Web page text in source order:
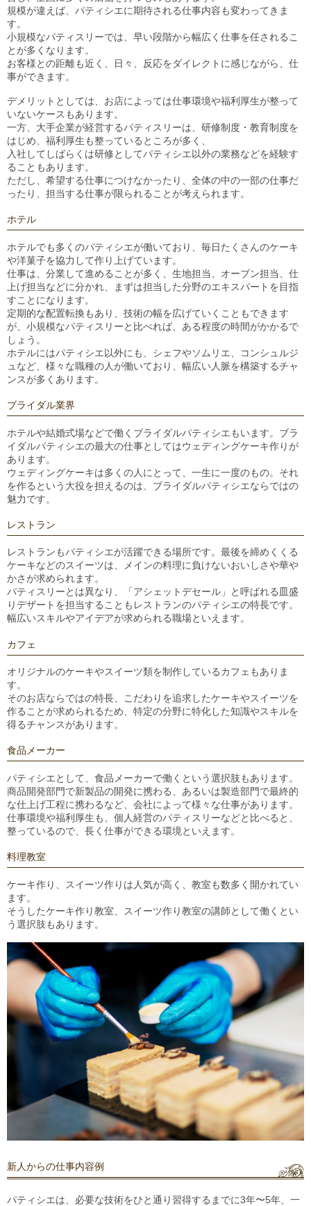
規模が違えば、パティシエに期待される仕事内容も変わってきま
す。
小規模なパティスリーでは、早い段階から幅広く仕事を任されるこ
とが多くなります。
お客様との距離も近く、日々、反応をダイレクトに感じながら、仕
事ができます。
デメリットとしては、お店によっては仕事環境や福利厚生が整って
いないケースもあります。
一方、大手企業が経営するパティスリーは、研修制度・教育制度を
はじめ、福利厚生も整っているところが多く、
入社してしばらくは研修としてパティシエ以外の業務などを経験す
ることもあります。
ただし、希望する仕事につけなかったり、全体の中の一部の仕事だ
ったり、担当する仕事が限られることが考えられます。
ホテル
ホテルでも多くのパティシエが働いており、毎日たくさんのケーキ
や洋菓子を協力して作り上げています。
仕事は、分業して進めることが多く、生地担当、オーブン担当、仕
上げ担当などに分かれ、まずは担当した分野のエキスパートを目指
すことになります。
定期的な配置転換もあり、技術の幅を広げていくこともできます
が、小規模なパティスリーと比べれば、ある程度の時間がかかるで
しょう。
ホテルにはパティシエ以外にも、シェフやソムリエ、コンシュルジ
ュなど、様々な職種の人が働いており、幅広い人脈を構築するチャ
ンスが多くあります。
ブライダル業界
ホテルや結婚式場などで働くブライダルパティシエもいます。ブラ
イダルパティシエの最大の仕事としてはウェディングケーキ作りが
あります。
ウェディングケーキは多くの人にとって、一生に一度のもの。それ
を作るという大役を担えるのは、ブライダルパティシエならではの
魅力です。
レストラン
レストランもパティシエが活躍できる場所です。最後を締めくくる
ケーキなどのスイーツは、メインの料理に負けないおいしさや華や
かさが求められます。
パティスリーとは異なり、「アシェットデセール」と呼ばれる皿盛
りデザートを担当することもレストランのパティシエの特長です。
幅広いスキルやアイデアが求められる職場といえます。
カフェ
オリジナルのケーキやスイーツ類を制作しているカフェもありま
す。
そのお店ならではの特長、こだわりを追求したケーキやスイーツを
作ることが求められるため、特定の分野に特化した知識やスキルを
得るチャンスがあります。
食品メーカー
パティシエとして、 食品メーカーで働くという選択肢もあります。
商品開発部門で新製品の開発に携わる、あるいは製造部門で最終的
な仕上げ工程に携わるなど、会社によって様々な仕事があります。
仕事環境や福利厚生も、個人経営のパティスリーなどと比べると、
整っているので、長く仕事ができる環境といえます。
料理教室
ケーキ作り、スイーツ作りは人気が高く、教室も数多く開かれてい
ます。
そうしたケーキ作り教室、スイーツ作り教室の講師として働くとい
う選択肢もあります。
新人からの仕事内容例
パティシエは、必要な技術をひと通り習得するまでに3年〜5年、一